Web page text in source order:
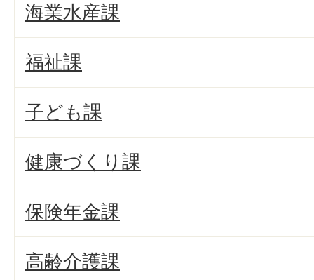
海業水産課
福祉課
子ども課
健康づくり課
保険年金課
高齢介護課